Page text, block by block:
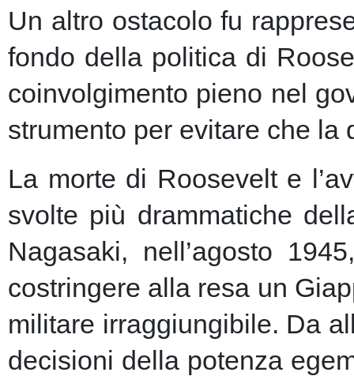
Un altro ostacolo fu
fondo della politica di
coinvolgimento pieno nel
strumento per evitare che
La morte di Roosevelt e
svolte più drammatiche
Nagasaki, nell’agosto
costringere alla resa un
militare irraggiungibile. Da
decisioni della potenza